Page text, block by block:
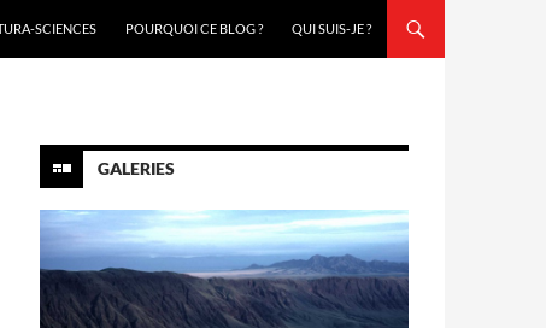
SCIENCES
POURQUOI CE BLOG ? QUI SUIS-JE ?
GALERIES